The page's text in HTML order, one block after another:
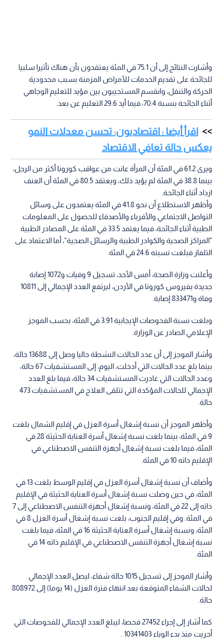
وأشارت النتائج إلى أن 75.1 في المئة يعتقدون بأن هناك تأثيرا سلبيا
للجائحة على تقديم الخدمات للأمراض المزمنة بسبب محدودية
الحركة والتنقل، وانقسم المستجيبون بين مؤيد للتعليم الوجاهي
أثناء الجائحة بنسبة 70.4، فيما أيد 29.6 التعليم عن بعد.
اقرأ أيضا : اقتصاديون: تحسن معدلات النمو
يعكس حالة تعافي الاقتصاد
ويرى 61.2 في المئة أن المرأة عانت من عواقب كورونا أكثر من الرجل،
بينما 38.8 في المئة لم يؤيد ذلك، ويعتقد 80.5 في المئة أن العنف
ازداد أثناء الجائحة.
وأظهر الاستطلاع أن نحو 41.8 في المئة يعتمدون على وسائل
التواصل الاجتماعي والأقرباء والأصدقاء للحصول على المعلومات
الطبية أثناء الجائحة، فيما يعتمد 33.5 في المئة على المصادر الطبية
"المراكز الصحية والكوادر الطبية والرسائل الصحية"، أما الاعتماد على
التلفاز فبلغت نسبته 24.6 في المئة.
وأعلنت وزارة الصحة، أمس الأحد، تسجيل 9 وفيات و1072 إصابة
جديدة بفيروس كورونا في الأردن، ليرتفع العدد الإجمالي إلى 10811
وفاة و833471 إصابة.
وبلغت نسبة الفحوصات الإيجابية 3.91 في المئة، بحسب الموجز
الإعلامي الصادر عن الوزارة.
وأشار الموجز إلى أن عدد الحالات النشطة حاليا وصل إلى 13688 حالة،
بينما بلغ عدد الحالات التي أدخلت، اليوم، إلى المستشفيات 67 حالة،
وعدد الحالات التي غادرت المستشفيات 34 حالة، فيما بلغ العدد
الإجمالي للحالات المؤكدة التي تتلقى العلاج في المستشفيات 473
حالة.
وأظهر الموجز أن نسبة إشغال أسرة العزل في إقليم الشمال بلغت
9 في المئة، بينما بلغت نسبة إشغال أسرة العناية الحثيثة 28 في
المئة، فيما بلغت نسبة إشغال أجهزة التنفس الاصطناعي في
الإقليم ذاته 10 في المئة.
وأضاف أن نسبة إشغال أسرة العزل في إقليم الوسط بلغت 13 في
المئة، في حين وصلت نسبة إشغال أسرة العناية الحثيثة في الإقليم
ذاته إلى 22 في المئة، ونسبة إشغال أجهزة التنفس الاصطناعي إلى 7
في المئة. وفي إقليم الجنوب، بلغت نسبة إشغال أسرة العزل 8 في
المئة، ونسبة إشغال أسرة العناية الحثيثة 16 في المئة، فيما بلغت
نسبة إشغال أجهزة التنفس الاصطناعي في الإقليم ذاته 14 في
المئة.
وأشار الموجز إلى تسجيل 1015 حالة شفاء، ليصل العدد الإجمالي
لحالات الشفاء المتوقعة بعد انتهاء فترة العزل (14 يوما) إلى 808972
حالة.
كما أشار إلى إجراء 27452 فحصا، ليبلغ العدد الإجمالي للفحوصات التي
أجريت منذ بدء الوباء 10341403 .